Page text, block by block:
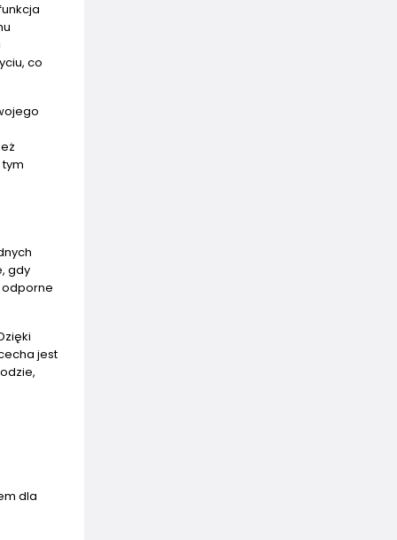
co
gdy
odporne
jest
dla